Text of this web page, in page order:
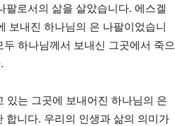
로서의 삶을 살았습니다. 에스겔
보내진 하나님의 은 나팔이었습니
하나님께서 보내신 그곳에서 죽으
있는 그곳에 보내어진 하나님의 은
합니다. 우리의 인생과 삶의 의미가